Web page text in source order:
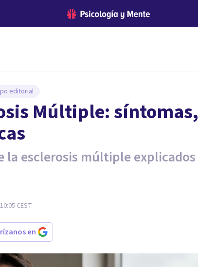
editorial
Múltiple: síntomas,
la esclerosis múltiple explicados
CEST
en